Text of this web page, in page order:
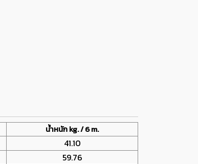
น้ำหนัก kg. / 6 m.
41.10
59.76